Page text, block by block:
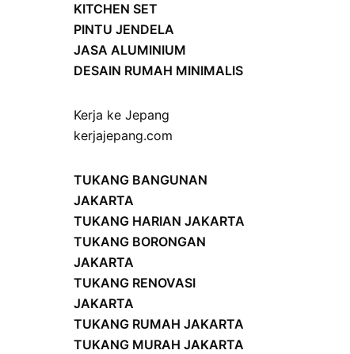
KITCHEN SET
PINTU JENDELA
JASA ALUMINIUM
DESAIN RUMAH MINIMALIS
Kerja ke Jepang
kerjajepang.com
TUKANG BANGUNAN
JAKARTA
TUKANG HARIAN JAKARTA
TUKANG BORONGAN
JAKARTA
TUKANG RENOVASI
JAKARTA
TUKANG RUMAH JAKARTA
TUKANG MURAH JAKARTA